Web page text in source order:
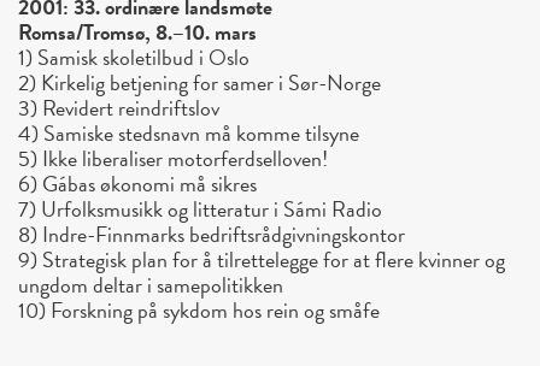
2001: 33. ordinære landsmøte
Romsa/Tromsø, 8.–10. mars
1) Samisk skoletilbud i Oslo
2) Kirkelig betjening for samer i Sør-Norge
3) Revidert reindriftslov
4) Samiske stedsnavn må komme tilsyne
5) Ikke liberaliser motorferdselloven!
6) Gábas økonomi må sikres
7) Urfolksmusikk og litteratur i Sámi Radio
8) Indre-Finnmarks bedriftsrådgivningskontor
9) Strategisk plan for å tilrettelegge for at flere kvinner og
ungdom deltar i samepolitikken
10) Forskning på sykdom hos rein og småfe